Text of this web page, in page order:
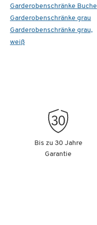
Garderobenschränke Buche
Garderobenschränke grau
Garderobenschränke grau,
weiß
Bis zu 30 Jahre
Garantie